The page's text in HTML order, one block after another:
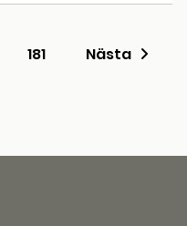
181 Nästa